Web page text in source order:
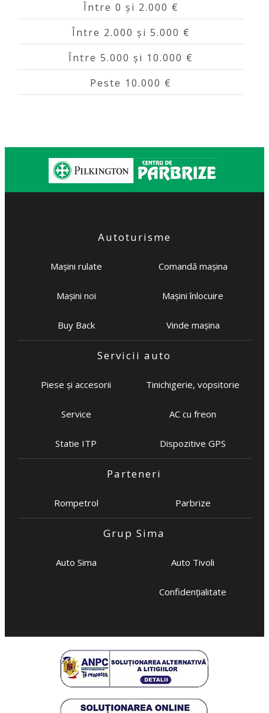
Între 0 și 2.000 €
Între 2.000 și 5.000 €
Între 5.000 și 10.000 €
Peste 10.000 €
Autoturisme
Mașini rulate Comandă mașina
Mașini noi Mașini înlocuire
Buy Back Vinde mașina
Servicii auto
Piese și accesorii Tinichigerie, vopsitorie
Service AC cu freon
Statie ITP Dispozitive GPS
Parteneri
Rompetrol Parbrize
Grup Sima
Auto Sima Auto Tivoli
Confidențialitate